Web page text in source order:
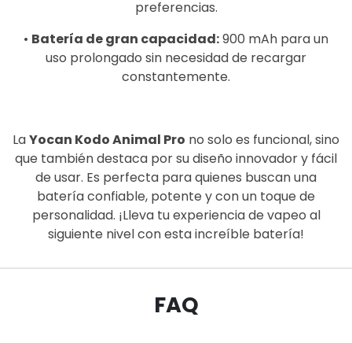
preferencias.
• Batería de gran capacidad:900 mAh para un
uso prolongado sin necesidad de recargar
constantemente.
LaYocan Kodo Animal Pro no solo es funcional, sino
que también destaca por su diseño innovador y fácil
de usar. Es perfecta para quienes buscan una
batería confiable, potente y con un toque de
personalidad. ¡Lleva tu experiencia de vapeo al
siguiente nivel con esta increíble batería!
FAQ